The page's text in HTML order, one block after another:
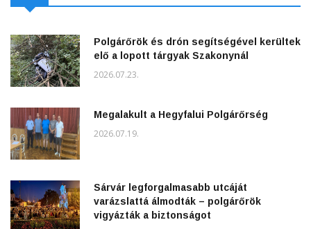
Polgárőrök és drón segítségével kerültek
elő a lopott tárgyak Szakonynál
2026.07.23.
Megalakult a Hegyfalui Polgárőrség
2026.07.19.
Sárvár legforgalmasabb utcáját
varázslattá álmodták – polgárőrök
vigyázták a biztonságot